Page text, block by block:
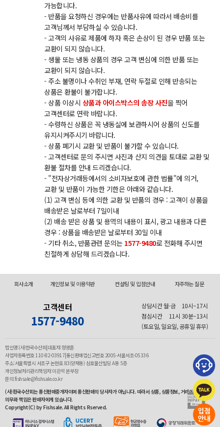
가능합니다.
- 반품을 요청하신 경우에는 반품사유에 따라서 배송비를
고객님께서 부담하실 수 있습니다.
- 고객의 사유로 제품에 하자 혹은 손상이 된 경우 반품 또는
교환이 되지 않습니다.
- 생물 또는 냉동 상품의 경우 고객 변심에 의한 반품 또는
교환이 되지 않습니다.
- 주소 불명이나 수취인 부재, 연락 두절로 인해 반송되는
상품은 환불이 불가합니다.
- 상품 이상시 상품과 아이스박스의 송장 사진을 찍어
고객센터로 연락 바랍니다.
- 수령하신 상품은 꼭 냉동실에 보관하시어 상품의 신도를
유지시켜주시기 바랍니다.
- 상품 폐기시 교환 및 반품이 불가할 수 있습니다.
- 고객센터로 문의 주시면 사진과 산지 의견을 토대로 교환 및
환불 절차를 안내 드리겠습니다.
- "전자상거래등에서의 소비자보호에 관한 법률"에 의거,
교환 및 반품이 가능한 기한은 아래와 같습니다.
(1) 고객 변심 등에 의한 교환 및 반품의 경우 : 고객이 상품을
배송받은 날로부터 7일이내
(2) 배송 받은 상품 및 용역의 내용이 표시, 광고 내용과 다른
경우 : 상품을 배송받은 날로부터 30일 이내
- 기타 취소, 반품관련 문의는 1577-9480로 전화해 주시면
친절하게 상담해 드리겠습니다.
회사소개 개인정보 및 이용약관 컨설팅 및 입점안내 자주하는 질문
고객센터
1577-9480
상담시간 월-금
10시~17시
점심시간
11시 30분~13시
(토요일, 일요일, 공휴일 휴무)
법인명:(사)한국수산회|대표자:정영훈
사업자등록번호 110-82-03917|통신판매업신고번호 2005-서울서초-05336
주소:서울특별시 서초구 논현로 83(양재동) 삼호물산빌딩 A동 5층
개인정보처리관리책임자:이은석 본부장
문의:fishsale@fishsale.co.kr
(사)한국수산회는 통신판매중개자이며 통신판매의 당사자가 아닙니다. 따라서 상품, 상품정보, 거래에 관한
의무와 책임은 판매자에게 있습니다.
Copyright(C) by Fishsale. All Rights Rserved.